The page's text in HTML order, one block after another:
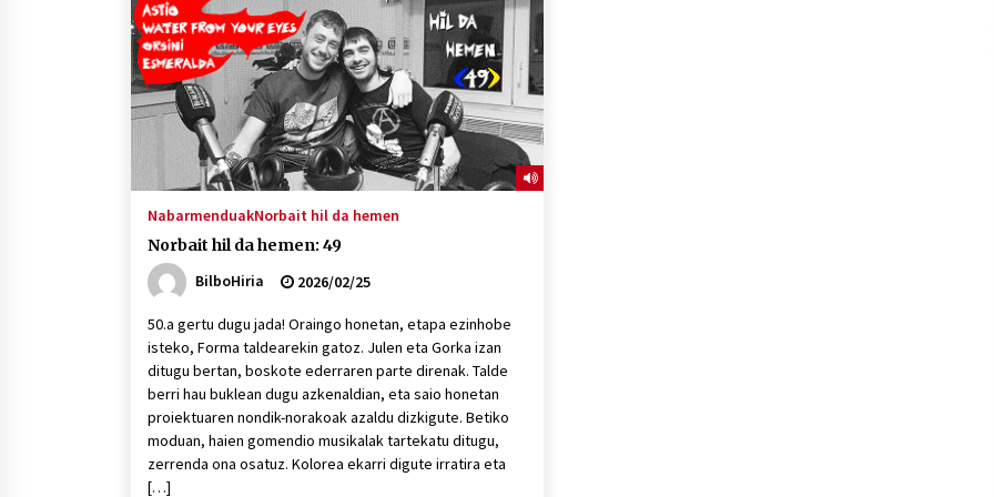
protagonista
2026/07/16
POTTO: San Pedro jaietako bertso-
saioa
2026/07/09
Auritz Iñurrietaren margoak
ikusgai Uribitarte40 aretoan
NabarmenduakNorbait hil da hemen
Norbait hil da hemen: 49
BilboHiria
2026/02/25
50.a gertu dugu jada! Oraingo honetan, etapa ezinhobe
isteko, Forma taldearekin gatoz. Julen eta Gorka izan
ditugu bertan, boskote ederraren parte direnak. Talde
berri hau buklean dugu azkenaldian, eta saio honetan
proiektuaren nondik-norakoak azaldu dizkigute. Betiko
moduan, haien gomendio musikalak tartekatu ditugu,
zerrenda ona osatuz. Kolorea ekarri digute irratira eta
[…]